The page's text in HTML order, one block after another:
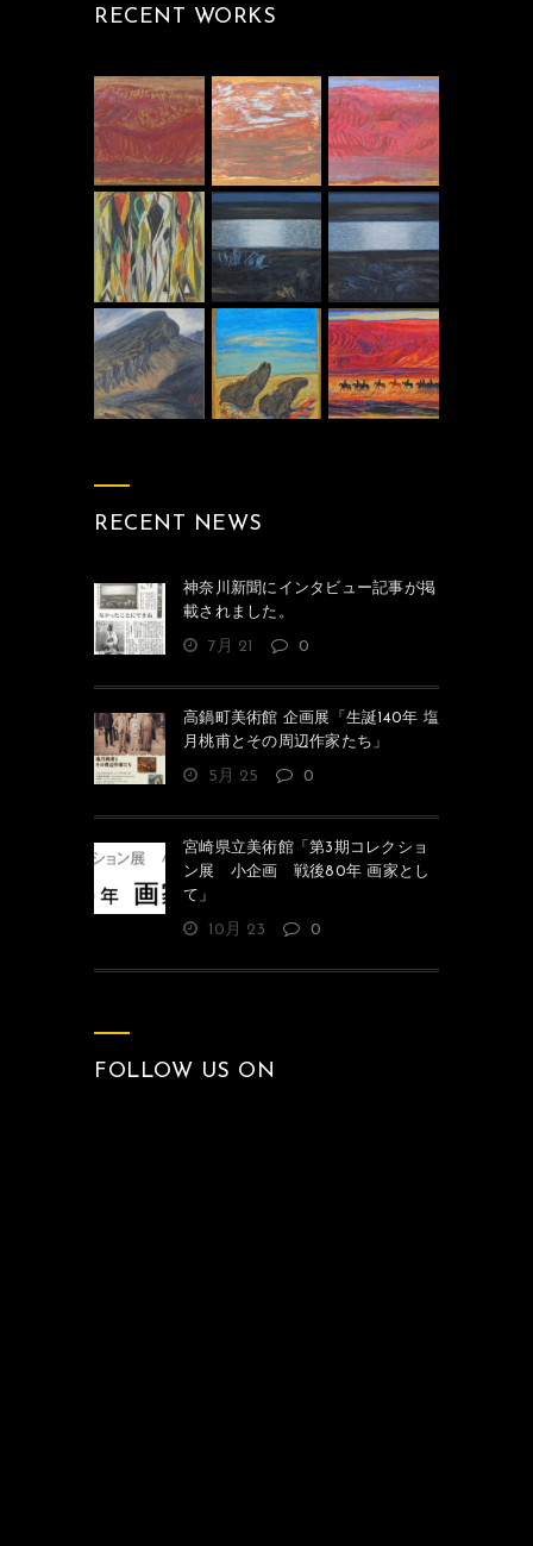
RECENT WORKS
RECENT NEWS
神奈川新聞にインタビュー記事が掲
載されました。
7月 21 0
高鍋町美術館 企画展「生誕140年 塩
月桃甫とその周辺作家たち」
5月 25 0
宮崎県立美術館「第3期コレクショ
ン展 小企画 戦後80年 画家とし
て」
10月 23 0
FOLLOW US ON